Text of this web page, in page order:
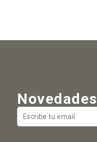
Novedades